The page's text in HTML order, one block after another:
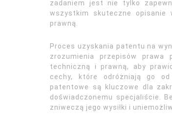
zadaniem jest nie tylko
wszystkim skuteczne opisanie
prawną.
Proces uzyskania patentu na
zrozumienia przepisów prawa
techniczną i prawną, aby
cechy, które odróżniają go od
patentowe są kluczowe dla
doświadczonemu specjaliście.
zniweczą jego wysiłki i